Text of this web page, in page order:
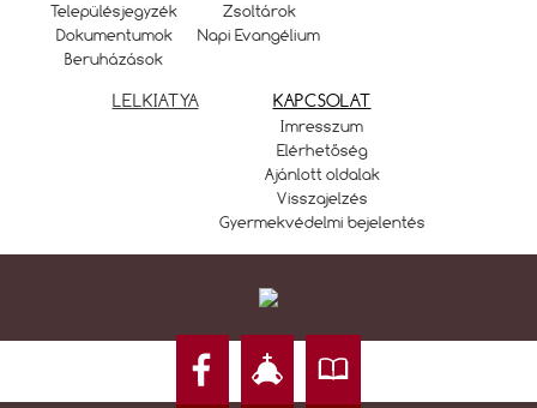
Településjegyzék
Dokumentumok
Beruházások
Zsoltárok
Napi Evangélium
LELKIATYA KAPCSOLAT
Imresszum
Elérhetőség
Ajánlott oldalak
Visszajelzés
Gyermekvédelmi bejelentés